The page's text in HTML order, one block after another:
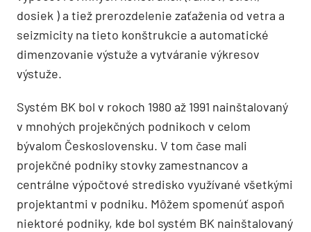
dosiek ) a tiež prerozdelenie zaťaženia od vetra a
seizmicity na tieto konštrukcie a automatické
dimenzovanie výstuže a vytváranie výkresov
výstuže.
Systém BK bol v rokoch 1980 až 1991 nainštalovaný
v mnohých projekčných podnikoch v celom
bývalom Československu. V tom čase mali
projekčné podniky stovky zamestnancov a
centrálne výpočtové stredisko využívané všetkými
projektantmi v podniku. Môžem spomenúť aspoň
niektoré podniky, kde bol systém BK nainštalovaný